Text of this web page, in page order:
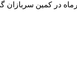
در کمین